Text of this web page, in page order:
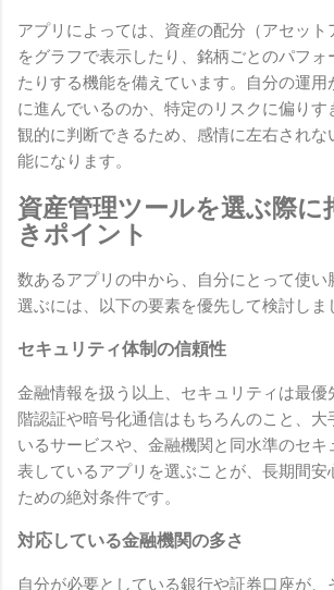
アプリによっては、資産の配分（アセット
をグラフで表示したり、銘柄ごとのパフォ
たりする機能を備えています。自分の運用
に進んでいるのか、特定のリスクに偏りす
観的に判断できるため、感情に左右されな
能になります。
資産管理ツールを選ぶ際に
きポイント
数あるアプリの中から、自分にとって使い
選ぶには、以下の要素を優先して検討しま
セキュリティ体制の信頼性
金融情報を扱う以上、セキュリティは最優
階認証や暗号化通信はもちろんのこと、大
いるサービスや、金融機関と同水準のセキ
表しているアプリを選ぶことが、長期間安
ための絶対条件です。
対応している金融機関の多さ
自分が必要としている銀行や証券口座が、